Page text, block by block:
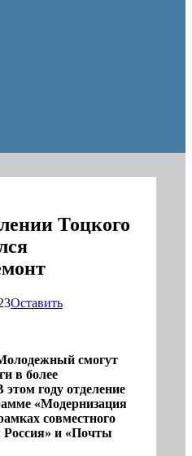
Тоцкого
Оставить
смогут
в более
году отделение
«Модернизация
совместного
Россия» и «Почты